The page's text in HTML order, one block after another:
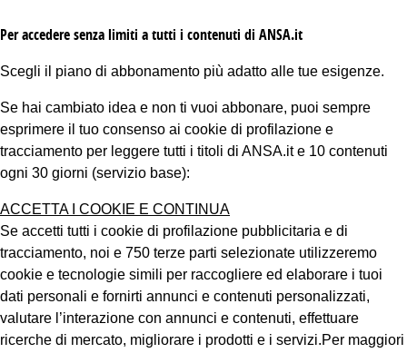
Per accedere senza limiti a tutti i contenuti di ANSA.it
Scegli il piano di abbonamento più adatto alle tue esigenze.
Se hai cambiato idea e non ti vuoi abbonare, puoi sempre
esprimere il tuo consenso ai cookie di profilazione e
tracciamento per leggere tutti i titoli di ANSA.it e 10 contenuti
ogni 30 giorni (servizio base):
ACCETTA I COOKIE E CONTINUA
Se accetti tutti i cookie di profilazione pubblicitaria e di
tracciamento, noi e 750 terze parti selezionate utilizzeremo
cookie e tecnologie simili per raccogliere ed elaborare i tuoi
dati personali e fornirti annunci e contenuti personalizzati,
valutare l’interazione con annunci e contenuti, effettuare
ricerche di mercato, migliorare i prodotti e i servizi.Per maggiori